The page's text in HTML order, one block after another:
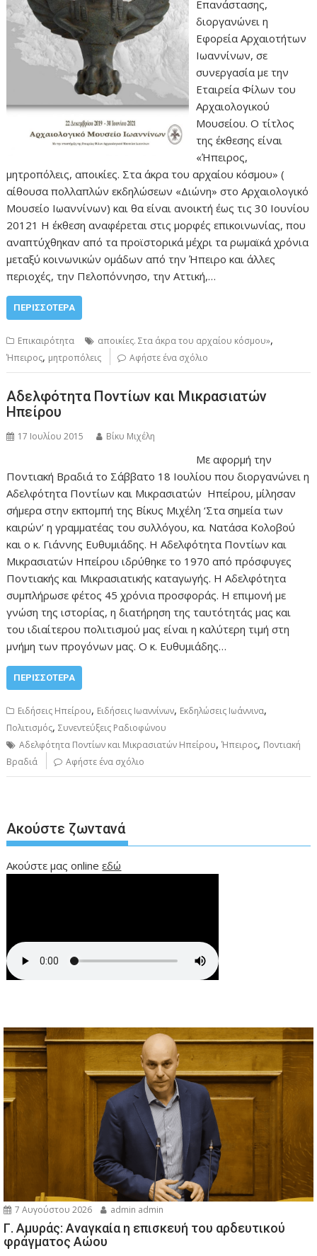
Επανάστασης,
διοργανώνει η
Εφορεία Αρχαιοτήτων
Ιωαννίνων, σε
συνεργασία με την
Εταιρεία Φίλων του
Αρχαιολογικού
Μουσείου. Ο τίτλος
της έκθεσης είναι
«Ήπειρος,
μητροπόλεις, αποικίες. Στα άκρα του αρχαίου κόσμου» (
αίθουσα πολλαπλών εκδηλώσεων «Διώνη» στο Αρχαιολογικό
Μουσείο Ιωαννίνων) και θα είναι ανοικτή έως τις 30 Ιουνίου
20121 Η έκθεση αναφέρεται στις μορφές επικοινωνίας, που
αναπτύχθηκαν από τα προϊστορικά μέχρι τα ρωμαϊκά χρόνια
μεταξύ κοινωνικών ομάδων από την Ήπειρο και άλλες
περιοχές, την Πελοπόννησο, την Αττική,…
ΠΕΡΙΣΣΌΤΕΡΑ
Επικαιρότητα αποικίες. Στα άκρα του αρχαίου κόσμου»,
Ήπειρος, μητροπόλεις Αφήστε ένα σχόλιο
Αδελφότητα Ποντίων και Μικρασιατών
Ηπείρου
17 Ιουλίου 2015 Βίκυ Μιχέλη
Με αφορμή την
Ποντιακή Βραδιά το Σάββατο 18 Ιουλίου που διοργανώνει η
Αδελφότητα Ποντίων και Μικρασιατών Ηπείρου, μίλησαν
σήμερα στην εκπομπή της Βίκυς Μιχέλη ‘Στα σημεία των
καιρών’ η γραμματέας του συλλόγου, κα. Νατάσα Κολοβού
και ο κ. Γιάννης Ευθυμιάδης. Η Αδελφότητα Ποντίων και
Μικρασιατών Ηπείρου ιδρύθηκε το 1970 από πρόσφυγες
Ποντιακής και Μικρασιατικής καταγωγής. Η Αδελφότητα
συμπλήρωσε φέτος 45 χρόνια προσφοράς. Η επιμονή με
γνώση της ιστορίας, η διατήρηση της ταυτότητάς μας και
του ιδιαίτερου πολιτισμού μας είναι η καλύτερη τιμή στη
μνήμη των προγόνων μας. Ο κ. Ευθυμιάδης…
ΠΕΡΙΣΣΌΤΕΡΑ
Ειδήσεις Ηπείρου, Ειδήσεις Ιωαννίνων, Εκδηλώσεις Ιωάννινα,
Πολιτισμός,Συνεντεύξεις Ραδιοφώνου
Αδελφότητα Ποντίων και Μικρασιατών Ηπείρου,Ήπειρος, Ποντιακή
Βραδιά
Αφήστε ένα σχόλιο
Ακούστε ζωντανά
Ακούστε μας onlineεδώ
7 Αυγούστου 2026 admin admin
Γ. Αμυράς: Αναγκαία η επισκευή του αρδευτικού
φράγματος Αώου